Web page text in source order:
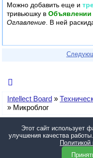
Можно добавить еще и
тривьюшку в Объявлении
Оглавление . В ней
Intellect Board »
» Микроблог
У вас нет прав для
© 2014—2026, 4X_Pro. •
Форум работает на
Этот сайт использует
улучшения качества